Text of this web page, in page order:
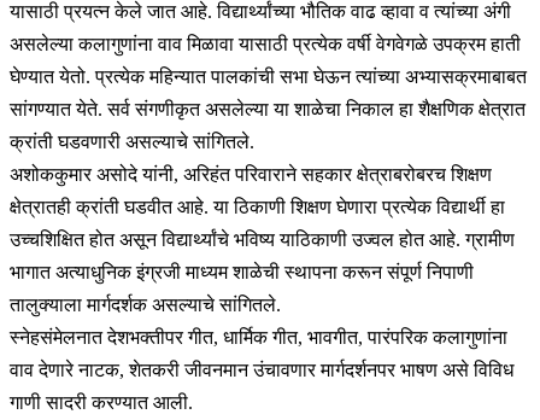
यासाठी प्रयत्न केले जात आहे. विद्यार्थ्यांच्या भौतिक वाढ व्हावा व त्यांच्या अंगी
असलेल्या कलागुणांना वाव मिळावा यासाठी प्रत्येक वर्षी वेगवेगळे उपक्रम हाती
घेण्यात येतो. प्रत्येक महिन्यात पालकांची सभा घेऊन त्यांच्या अभ्यासक्रमाबाबत
सांगण्यात येते. सर्व संगणीकृत असलेल्या या शाळेचा निकाल हा शैक्षणिक क्षेत्रात
क्रांती घडवणारी असल्याचे सांगितले.
अशोककुमार असोदे यांनी, अरिहंत परिवाराने सहकार क्षेत्राबरोबरच शिक्षण
क्षेत्रातही क्रांती घडवीत आहे. या ठिकाणी शिक्षण घेणारा प्रत्येक विद्यार्थी हा
उच्चशिक्षित होत असून विद्यार्थ्यांचे भविष्य याठिकाणी उज्वल होत आहे. ग्रामीण
भागात अत्याधुनिक इंग्रजी माध्यम शाळेची स्थापना करून संपूर्ण निपाणी
तालुक्याला मार्गदर्शक असल्याचे सांगितले.
स्नेहसंमेलनात देशभक्तीपर गीत, धार्मिक गीत, भावगीत, पारंपरिक कलागुणांना
वाव देणारे नाटक, शेतकरी जीवनमान उंचावणार मार्गदर्शनपर भाषण असे विविध
गाणी सादरी करण्यात आली.